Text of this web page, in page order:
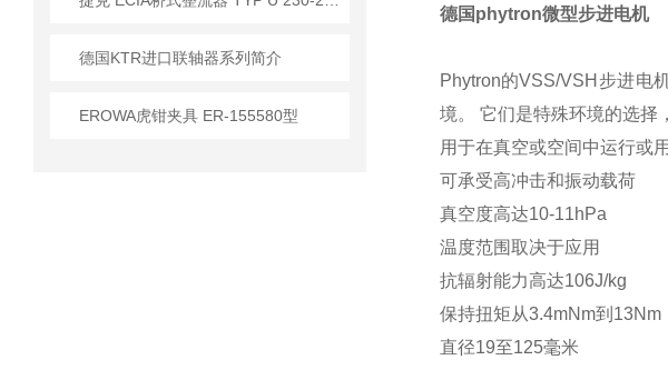
德国KTR进口联轴器系列简介
EROWA虎钳夹具 ER-155580型
德国phytron微型步进电机
Phytron的VSS/VSH步进电
境。 它们是特殊环境的选择，
用于在真空或空间中运行或
可承受高冲击和振动载荷
真空度高达10-11hPa
温度范围取决于应用
抗辐射能力高达106J/kg
保持扭矩从3.4mNm到13Nm
直径19至125毫米